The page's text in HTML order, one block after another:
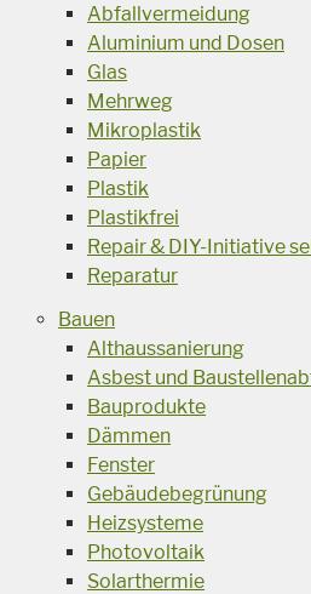
Abfallvermeidung
Aluminium und Dosen
Glas
Mehrweg
Mikroplastik
Papier
Plastik
Plastikfrei
Repair & DIY-Initiative
Reparatur
Bauen
Althaussanierung
Asbest und
Bauprodukte
Dämmen
Fenster
Gebäudebegrünung
Heizsysteme
Photovoltaik
Solarthermie